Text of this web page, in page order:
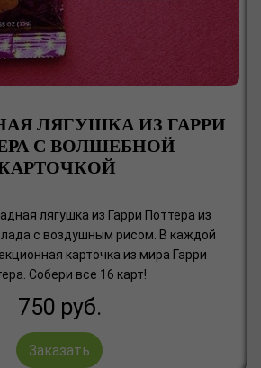
ЛЯГУШКА ИЗ ГАРРИ
С ВОЛШЕБНОЙ
лягушка из Гарри Поттера из
с воздушным рисом. В каждой
карточка из мира Гарри
Собери все 16 карт!
750 руб.
Заказать